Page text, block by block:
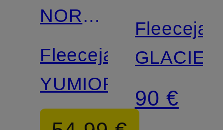
NORTH
FACE
Fleecejacke
YUMIORI
FACE
GLACIER
90 €